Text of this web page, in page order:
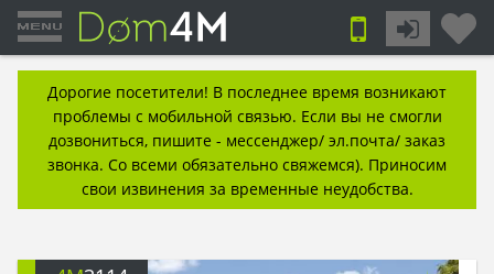
Дорогие посетители! В последнее время возникают
проблемы с мобильной связью. Если вы не смогли
дозвониться, пишите - мессенджер/ эл.почта/ заказ
звонка. Со всеми обязательно свяжемся). Приносим
свои извинения за временные неудобства.